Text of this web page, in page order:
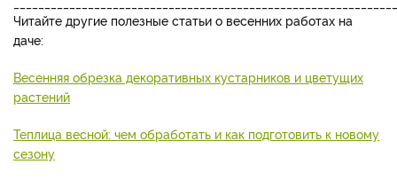
Читайте другие полезные статьи о весенних работах на
даче:
Весенняя обрезка декоративных кустарников и цветущих
растений
Теплица весной: чем обработать и как подготовить к новому
сезону